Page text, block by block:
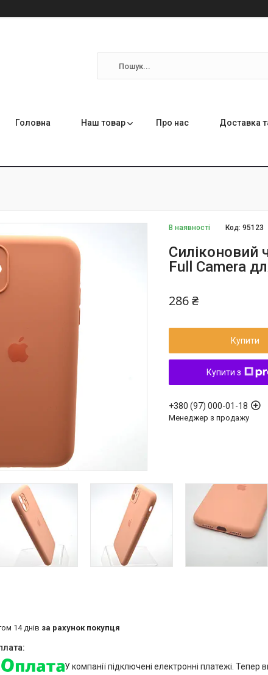
Головна Наш товар Про нас Доставка
В наявності Код:95123
Силіконовий
Full Camera
286 ₴
Купити
Купити з
+380 (97) 000-01-18
Менеджер з продажу
14 днів за рахунок покупця
У компанії підключені електронні платежі.